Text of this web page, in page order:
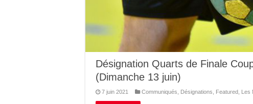
Désignation Quarts de Finale
(Dimanche 13 juin)
7 juin 2021 Communiqués Désignations Featured Les